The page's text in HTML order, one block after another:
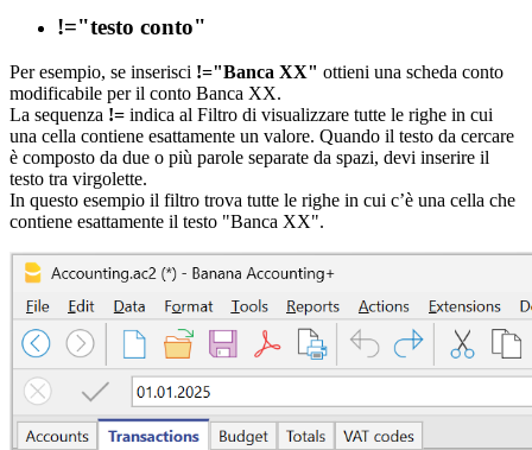
!="testo conto"
Per esempio, se inserisci !="Banca XX" ottieni una scheda conto
modificabile per il conto Banca XX.
La sequenza != indica al Filtro di visualizzare tutte le righe in cui
una cella contiene esattamente un valore. Quando il testo da cercare
è composto da due o più parole separate da spazi, devi inserire il
testo tra virgolette.
In questo esempio il filtro trova tutte le righe in cui c’è una cella che
contiene esattamente il testo "Banca XX".